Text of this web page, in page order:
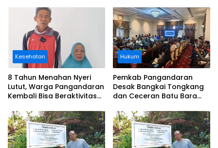
Kesehatan
8 Tahun Menahan Nyeri
Lutut, Warga Pangandaran
Kembali Bisa Beraktivitas
Ditanggung BPJS
Hukum
Pemkab Pangandaran
Desak Bangkai Tongkang
dan Ceceran Batu Bara
Buruknya Koordinasi
Perusahaan